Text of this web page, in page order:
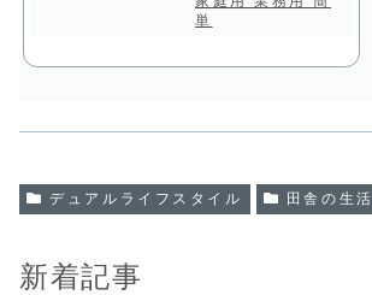
単
デュアルライフスタイル 田舎の生活
新着記事